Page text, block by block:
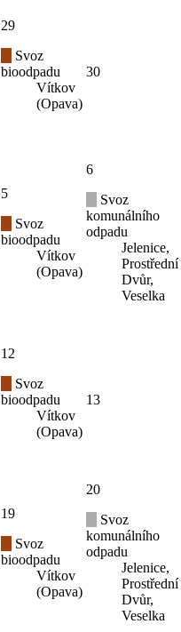
29
Svoz
bioodpadu
Vítkov
(Opava)
30
5
Svoz
bioodpadu
Vítkov
(Opava)
6
Svoz
komunálního
odpadu
Jelenice,
Prostřední
Dvůr,
Veselka
12
Svoz
bioodpadu
Vítkov
(Opava)
13
19
Svoz
bioodpadu
Vítkov
(Opava)
20
Svoz
komunálního
odpadu
Jelenice,
Prostřední
Dvůr,
Veselka